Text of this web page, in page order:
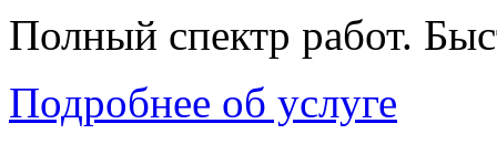
Полный спектр работ.
Подробнее об услуге